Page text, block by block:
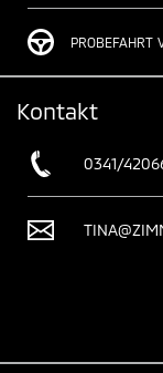
PROBEFAHRT
Kontakt
0341/